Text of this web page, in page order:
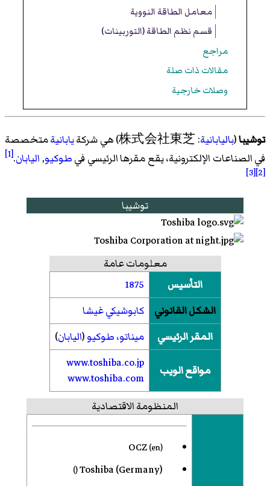
معامل الطاقة النووية
قسم نظم الطاقة (التوربينات)
مراجع
مقالات ذات صلة
وصلات خارجية
توشيبا(باليابانية: 株式会社東芝) هي شركة يابانيةمتخصصة
في الصناعات الإلكترونية، يقع مقرها الرئيسي فيطوكيو,اليابان.
[1]
[2]
[3]
توشيبا
معلومات عامة
التأسيس
1875
الشكل القانوني
كابوشيكي غيشا
المقر الرئيسي
ميناتو، طوكيو(اليابان)
مواقع الويب
www.toshiba.co.jp
www.toshiba.com
المنظومة الاقتصادية
OCZ(en)
Toshiba (Germany)
()